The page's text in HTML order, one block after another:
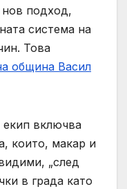
нов подход,
система на
Това
община Васил
екип включва
които, макар и
„след
в града като